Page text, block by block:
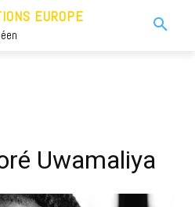
EUROPE
Uwamaliya